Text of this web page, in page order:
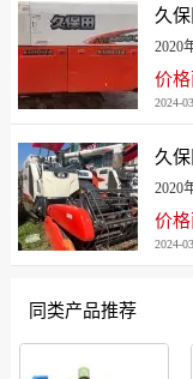
久
2020
价
2024-
2020
价
2024-
同类产品推荐